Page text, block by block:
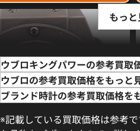
もっと
ウブロキングパワーの参考買取
ウブロの参考買取価格をもっと
ブランド時計の参考買取価格を
※記載している買取価格は参考